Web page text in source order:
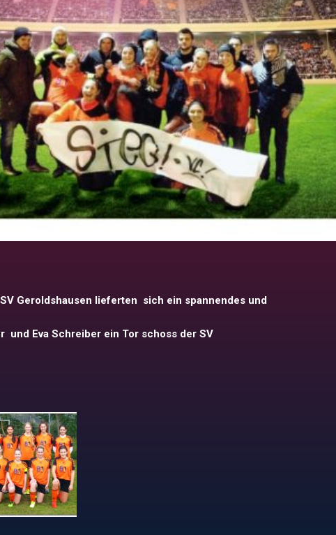
Geroldshausen lieferten sich ein spannendes und
und Eva Schreiber ein Tor schoss der SV